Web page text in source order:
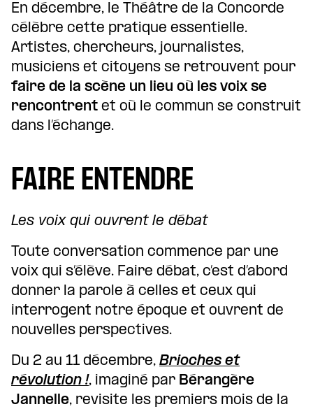
En décembre, le Théâtre de la Concorde
célèbre cette pratique essentielle.
Artistes, chercheurs, journalistes,
musiciens et citoyens se retrouvent pour
faire de la scène un lieu où les voix se
rencontrent et où le commun se construit
dans l’échange.
FAIRE ENTENDRE
Les voix qui ouvrent le débat
Toute conversation commence par une
voix qui s’élève. Faire débat, c’est d’abord
donner la parole à celles et ceux qui
interrogent notre époque et ouvrent de
nouvelles perspectives.
Du 2 au 11 décembre, Brioches et
révolution !, imaginé par Bérangère
Jannelle, revisite les premiers mois de la